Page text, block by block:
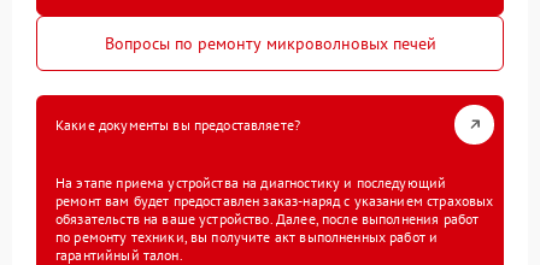
Вопросы по ремонту микроволновых печей
Какие документы вы предоставляете?
На этапе приема устройства на диагностику и последующий
ремонт вам будет предоставлен заказ-наряд с указанием страховых
обязательств на ваше устройство. Далее, после выполнения работ
по ремонту техники, вы получите акт выполненных работ и
гарантийный талон.